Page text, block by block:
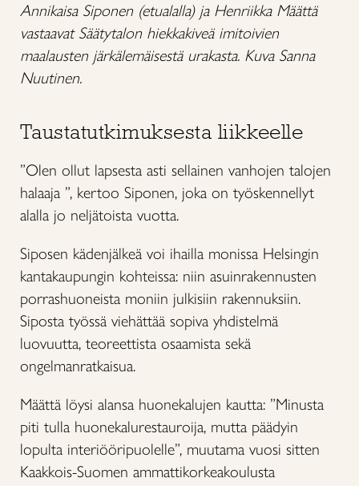
Annikaisa Siponen (etualalla) ja Henriikka Määttä
vastaavat Säätytalon hiekkakiveä imitoivien
maalausten järkälemäisestä urakasta. Kuva Sanna
Nuutinen.
Taustatutkimuksesta liikkeelle
”Olen ollut lapsesta asti sellainen vanhojen talojen
halaaja ”, kertoo Siponen, joka on työskennellyt
alalla jo neljätoista vuotta.
Siposen kädenjälkeä voi ihailla monissa Helsingin
kantakaupungin kohteissa: niin asuinrakennusten
porrashuoneista moniin julkisiin rakennuksiin.
Siposta työssä viehättää sopiva yhdistelmä
luovuutta, teoreettista osaamista sekä
ongelmanratkaisua.
Määttä löysi alansa huonekalujen kautta: ”Minusta
piti tulla huonekalurestauroija, mutta päädyin
lopulta interiööripuolelle”, muutama vuosi sitten
Kaakkois-Suomen ammattikorkeakoulusta